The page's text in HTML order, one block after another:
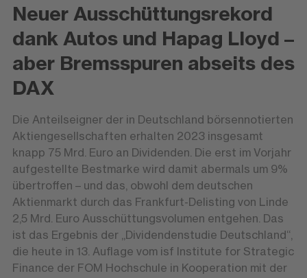
Neuer Ausschüttungsrekord
dank Autos und Hapag Lloyd –
aber Bremsspuren abseits des
DAX
Die Anteilseigner der in Deutschland börsennotierten
Aktiengesellschaften erhalten 2023 insgesamt
knapp 75 Mrd. Euro an Dividenden. Die erst im Vorjahr
aufgestellte Bestmarke wird damit abermals um 9%
übertroffen – und das, obwohl dem deutschen
Aktienmarkt durch das Frankfurt-Delisting von Linde
2,5 Mrd. Euro Ausschüttungsvolumen entgehen. Das
ist das Ergebnis der „Dividendenstudie Deutschland“,
die heute in 13. Auflage vom isf Institute for Strategic
Finance der FOM Hochschule in Kooperation mit der